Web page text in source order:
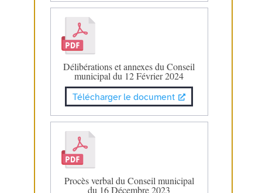
Délibérations et annexes du Conseil
municipal du 12 Février 2024
Télécharger le document
Procès verbal du Conseil municipal
du 16 Décembre 2023